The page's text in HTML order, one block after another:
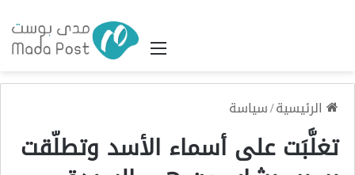
القائمة
الرئيسية/سياسة
تغلَّبَت على أسماء الأسد وتطلّقت